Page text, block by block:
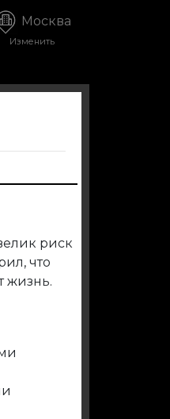
Москва
Изменить
риск
что
жизнь.